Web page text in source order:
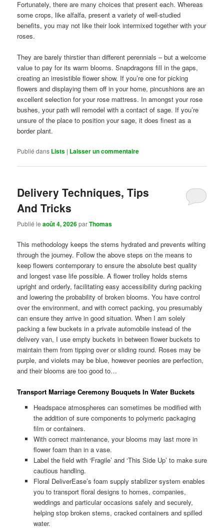
Fortunately, there are many choices that present each. Whereas
some crops, like alfalfa, present a variety of well-studied
benefits, you may not like their look intermixed together with your
roses.
They are barely thirstier than different perennials – but a welcome
value to pay for its warm blooms. Snapdragons fill in the gaps,
creating an irresistible flower show. If you’re one for picking
flowers and displaying them off in your home, pincushions are an
excellent selection for your rose mattress. In amongst your rose
bushes, your path will remodel with a contact of sage. If you’re
unsure of the place to position your sage, it does finest as a
border plant.
Publié dans Lists | Laisser un commentaire
Delivery Techniques, Tips
And Tricks
Publié leaoût 4, 2026parThomas
This methodology keeps the stems hydrated and prevents wilting
through the journey. Follow the above steps on the means to
keep flowers contemporary to ensure the absolute best quality
and longest vase life possible. A flower trolley holds stems
upright and orderly, facilitating easy accessibility during packing
and lowering the probability of broken blooms. You have control
over the environment, and with correct packing, you presumably
can ensure they arrive in good situation. When I am solely
packing a few buckets in a private automobile instead of the
delivery van, I use empty buckets in between flower buckets to
maintain them from tipping over or sliding round. Roses may be
purple, and violets may be blue, however peonies are perfection,
and their blooms are too good to…
Transport Marriage Ceremony Bouquets In Water Buckets
Headspace atmospheres can sometimes be modified with
the addition of sure components to polymeric packaging
film or containers.
With correct maintenance, your blooms may last more in
flower foam than in a vase.
Label the field with ‘Fragile’ and ‘This Side Up’ to make sure
cautious handling.
Floral DeliverEase’s foam supply stabilizer system enables
you to transport floral designs to homes, companies,
weddings and particular occasions safely and securely,
helping stop broken stems, cracked containers and spilled
water.